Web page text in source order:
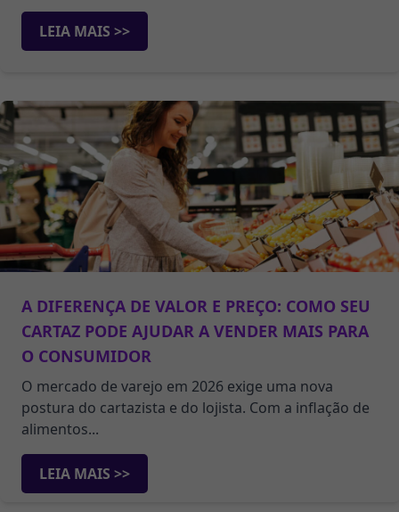
LEIA MAIS >>
A DIFERENÇA DE VALOR E PREÇO: COMO SEU
CARTAZ PODE AJUDAR A VENDER MAIS PARA
O CONSUMIDOR
O mercado de varejo em 2026 exige uma nova
postura do cartazista e do lojista. Com a inflação de
alimentos...
LEIA MAIS >>